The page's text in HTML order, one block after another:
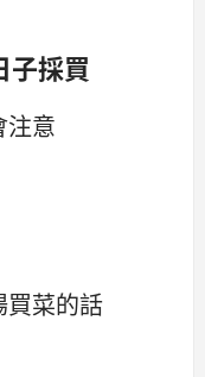
子採買
注意
買菜的話